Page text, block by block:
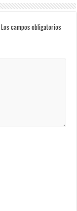
Los campos obligatorios